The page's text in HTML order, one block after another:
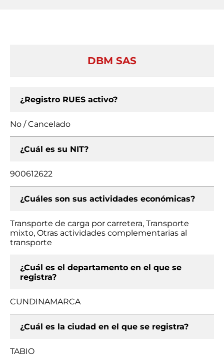
DBM SAS
¿Registro RUES activo?
No / Cancelado
¿Cuál es su NIT?
900612622
¿Cuáles son sus actividades económicas?
Transporte de carga por carretera, Transporte
mixto, Otras actividades complementarias al
transporte
¿Cuál es el departamento en el que se
registra?
CUNDINAMARCA
¿Cuál es la ciudad en el que se registra?
TABIO